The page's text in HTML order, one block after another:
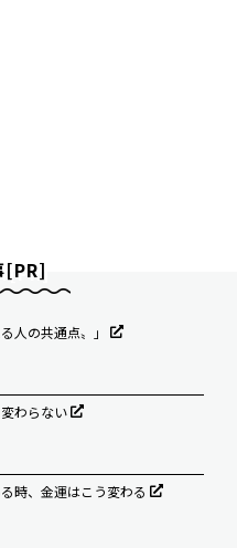
[PR]
人の共通点〟」
わらない
時、金運はこう変わる